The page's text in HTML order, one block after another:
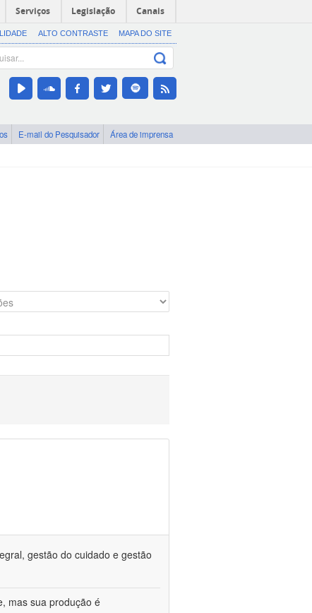
Serviços Legislação Canais
ALTO CONTRASTE MAPA DO SITE
E-mail do Pesquisador Área de imprensa
gestão do cuidado e gestão
mas sua produção é